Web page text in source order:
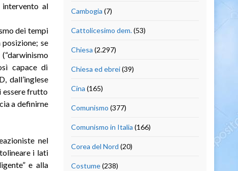
intervento al
dei tempi
posizione; se
capace di
dall’inglese
essere frutto
a definirne
nel
i lati
e alla
Cambogia (7)
Cattolicesimo dem.(53)
Chiesa (2.297)
Chiesa ed ebrei(39)
Cina (165)
Comunismo (377)
Comunismo in Italia (166)
Corea del Nord (20)
Costume(238)